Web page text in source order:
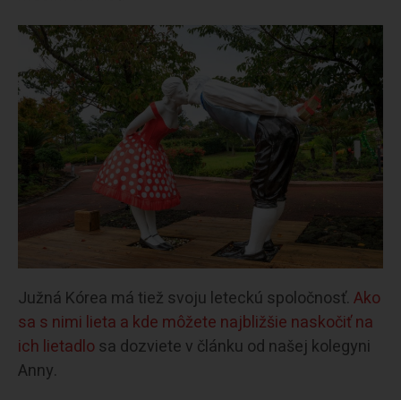
Južná Kórea má tiež svoju leteckú spoločnosť. Ako
sa s nimi lieta a kde môžete najbližšie naskočiť na
ich lietadlosa dozviete v článku od našej kolegyni
Anny.